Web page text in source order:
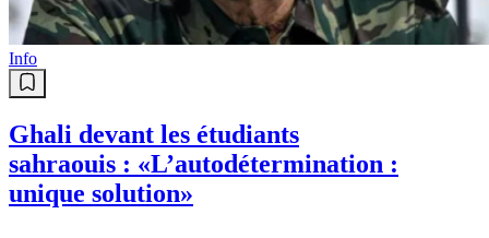
Info
Ghali devant les étudiants
sahraouis : «L’autodétermination :
unique solution»